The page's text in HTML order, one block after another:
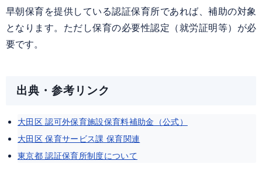
早朝保育を提供している認証保育所であれば、補助の対象
となります。ただし保育の必要性認定（就労証明等）が必
要です。
出典・参考リンク
大田区 認可外保育施設保育料補助金（公式）
大田区 保育サービス課 保育関連
東京都 認証保育所制度について